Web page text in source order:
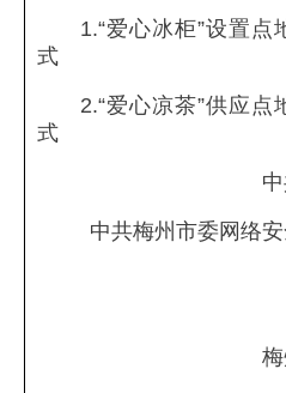
1.“爱心冰柜”设置
式
2.“爱心凉茶”供应
式
中共梅州市委网络